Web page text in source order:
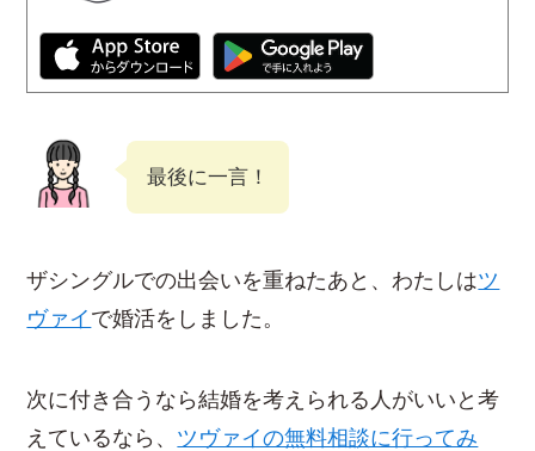
最後に一言！
ザシングルでの出会いを重ねたあと、わたしはツ
ヴァイ で婚活をしました。
次に付き合うなら結婚を考えられる人がいいと考
えているなら、 ツヴァイの無料相談に行ってみ